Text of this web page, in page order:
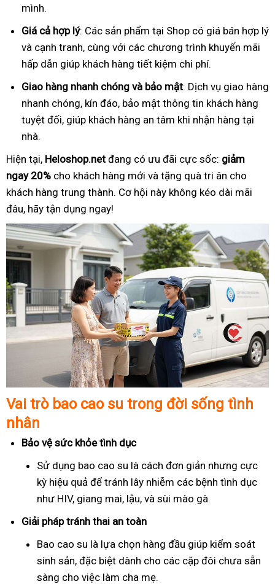
mình.
Giá cả hợp lý: Các sản phẩm tại Shop có giá bán hợp lý
và cạnh tranh, cùng với các chương trình khuyến mãi
hấp dẫn giúp khách hàng tiết kiệm chi phí.
Giao hàng nhanh chóng và bảo mật: Dịch vụ giao hàng
nhanh chóng, kín đáo, bảo mật thông tin khách hàng
tuyệt đối, giúp khách hàng an tâm khi nhận hàng tại
nhà.
Hiện tại, Heloshop.net đang có ưu đãi cực sốc: giảm
ngay 20% cho khách hàng mới và tặng quà tri ân cho
khách hàng trung thành. Cơ hội này không kéo dài mãi
đâu, hãy tận dụng ngay!
Vai trò bao cao su trong đời sống tình
nhân
Bảo vệ sức khỏe tình dục
Sử dụng bao cao su là cách đơn giản nhưng cực
kỳ hiệu quả để tránh lây nhiễm các bệnh tình dục
như HIV, giang mai, lậu, và sùi mào gà.
Giải pháp tránh thai an toàn
Bao cao su là lựa chọn hàng đầu giúp kiểm soát
sinh sản, đặc biệt dành cho các cặp đôi chưa sẵn
sàng cho việc làm cha mẹ.